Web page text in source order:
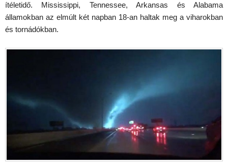
ítéletidő. Mississippi, Tennessee, Arkansas és Alabama
államokban az elmúlt két napban 18-an haltak meg a viharokban
és tornádókban.